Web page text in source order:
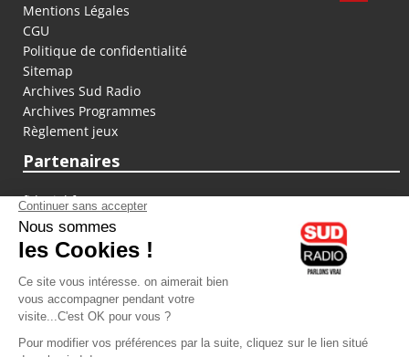
Mentions Légales
CGU
Politique de confidentialité
Sitemap
Archives Sud Radio
Archives Programmes
Règlement jeux
Partenaires
fiducial.fr
lyoncapitale.fr
olympique-et-lyonnais.com
L'application Iphone / Android
Téléchargez l'application